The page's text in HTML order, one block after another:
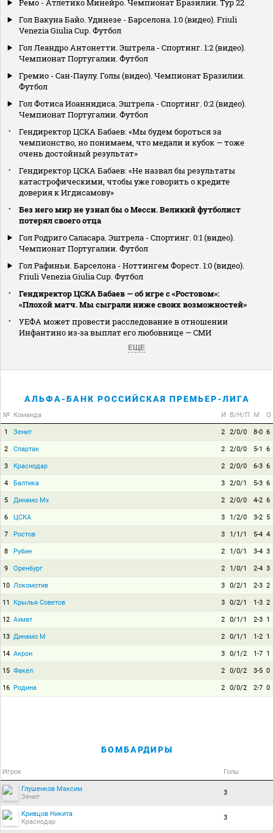
Ремо - Атлетико Минейро. Чемпионат Бразилии. Тур 22
Гол Вакуна Байо. Удинезе - Барселона. 1:0 (видео). Friuli
Venezia Giulia Cup. Футбол
Гол Леандро Антонетти. Эштрела - Спортинг. 1:2 (видео).
Чемпионат Португалии. Футбол
Гремио - Сан-Паулу. Голы (видео). Чемпионат Бразилии.
Футбол
Гол Фотиса Иоаннидиса. Эштрела - Спортинг. 0:2 (видео).
Чемпионат Португалии. Футбол
Гендиректор ЦСКА Бабаев: «Мы будем бороться за
чемпионство, но понимаем, что медали и кубок — тоже
очень достойный результат»
Гендиректор ЦСКА Бабаев: «Не назвал бы результаты
катастрофическими, чтобы уже говорить о кредите
доверия к Игдисамову»
Без него мир не узнал бы о Месси. Великий футболист
потерял своего отца
Гол Родриго Саласара. Эштрела - Спортинг. 0:1 (видео).
Чемпионат Португалии. Футбол
Гол Рафиньи. Барселона - Ноттингем Форест. 1:0 (видео).
Friuli Venezia Giulia Cup. Футбол
Гендиректор ЦСКА Бабаев — об игре с «Ростовом»:
«Плохой матч. Мы сыграли ниже своих возможностей»
УЕФА может провести расследование в отношении
Инфантино из‑за выплат его любовнице — СМИ
ЕЩЕ
АЛЬФА-БАНК РОССИЙСКАЯ ПРЕМЬЕР-ЛИГА
№ Команда И В/Н/П М О
1 Зенит 2 2/0/0 8-0 6
2 Спартак 2 2/0/0 5-1 6
3 Краснодар 2 2/0/0 6-3 6
4 Балтика 3 2/0/1 5-3 6
5 Динамо Мх 2 2/0/0 4-2 6
6 ЦСКА 3 1/2/0 3-2 5
7 Ростов 3 1/1/1 5-4 4
8 Рубин 2 1/0/1 3-4 3
9 Оренбург 2 1/0/1 2-4 3
10 Локомотив 3 0/2/1 2-3 2
11 Крылья Советов 3 0/2/1 1-3 2
12 Ахмат 2 0/1/1 2-3 1
13 Динамо М 2 0/1/1 1-2 1
14 Акрон 3 0/1/2 1-7 1
15 Факел 2 0/0/2 3-5 0
16 Родина 2 0/0/2 2-7 0
БОМБАРДИРЫ
Игрок Голы
Глушенков Максим
Зенит
3
Кривцов Никита
Краснодар
3